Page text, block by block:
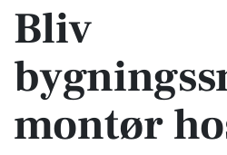
Bliv
montør